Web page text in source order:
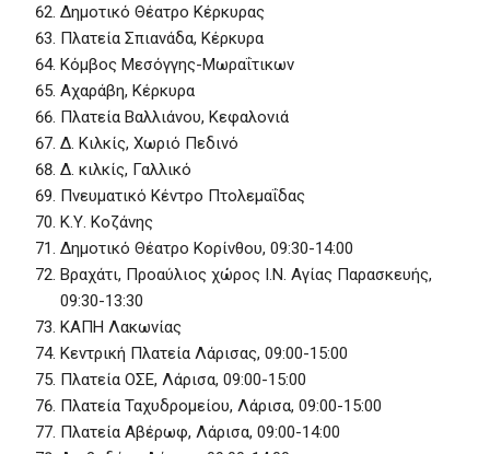
Δημοτικό Θέατρο Κέρκυρας
Πλατεία Σπιανάδα, Κέρκυρα
Κόμβος Μεσόγγης-Μωραΐτικων
Αχαράβη, Κέρκυρα
Πλατεία Βαλλιάνου, Κεφαλονιά
Δ. Κιλκίς, Χωριό Πεδινό
Δ. κιλκίς, Γαλλικό
Πνευματικό Κέντρο Πτολεμαΐδας
Κ.Υ. Κοζάνης
Δημοτικό Θέατρο Κορίνθου, 09:30-14:00
Βραχάτι, Προαύλιος χώρος Ι.Ν. Αγίας Παρασκευής,
09:30-13:30
ΚΑΠΗ Λακωνίας
Κεντρική Πλατεία Λάρισας, 09:00-15:00
Πλατεία ΟΣΕ, Λάρισα, 09:00-15:00
Πλατεία Ταχυδρομείου, Λάρισα, 09:00-15:00
Πλατεία Αβέρωφ, Λάρισα, 09:00-14:00